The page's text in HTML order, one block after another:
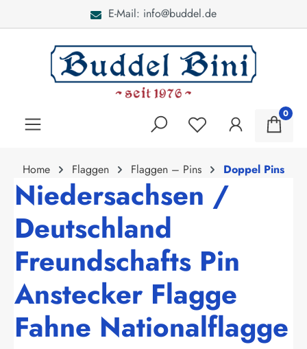
E-Mail: info@buddel.de
0
Home Flaggen Flaggen – Pins Doppel Pins
Niedersachsen /
Deutschland
Freundschafts Pin
Anstecker Flagge
Fahne Nationalflagge